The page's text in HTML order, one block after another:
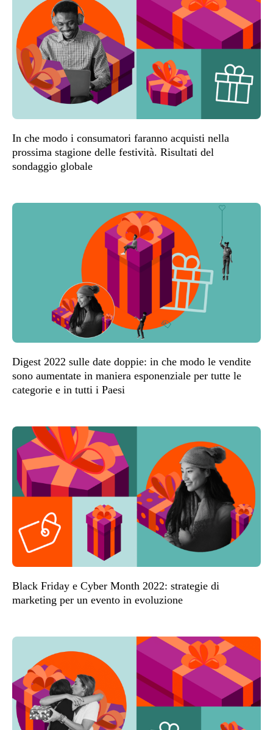
In che modo i consumatori faranno acquisti nella
prossima stagione delle festività. Risultati del
sondaggio globale
Digest 2022 sulle date doppie: in che modo le vendite
sono aumentate in maniera esponenziale per tutte le
categorie e in tutti i Paesi
Black Friday e Cyber Month 2022: strategie di
marketing per un evento in evoluzione